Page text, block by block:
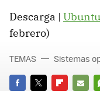
Descarga |
febrero)
TEMAS Sistemas